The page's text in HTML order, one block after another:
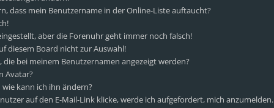
dass mein Benutzername in der Online-Liste auftaucht?
aber die Forenuhr geht immer noch falsch!
diesem Board nicht zur Auswahl!
die bei meinem Benutzernamen angezeigt werden?
Avatar?
kann ich ihn ändern?
auf den E-Mail-Link klicke, werde ich aufgefordert, mich anzumelden.